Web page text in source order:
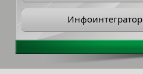
Инфоинтегратор